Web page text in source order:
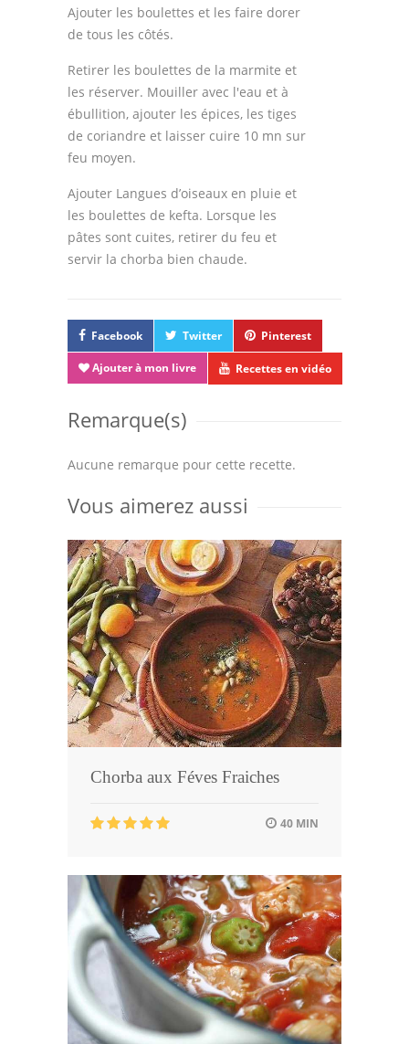
Ajouter les boulettes et les faire dorer
de tous les côtés.
Retirer les boulettes de la marmite et
les réserver. Mouiller avec l'eau et à
ébullition, ajouter les épices, les tiges
de coriandre et laisser cuire 10 mn sur
feu moyen.
Ajouter Langues d’oiseaux en pluie et
les boulettes de kefta. Lorsque les
pâtes sont cuites, retirer du feu et
servir la chorba bien chaude.
Facebook Twitter Pinterest
Ajouter à mon livre Recettes en vidéo
Remarque(s)
Aucune remarque pour cette recette.
Vous aimerez aussi
Chorba aux Féves Fraiches
40 MIN